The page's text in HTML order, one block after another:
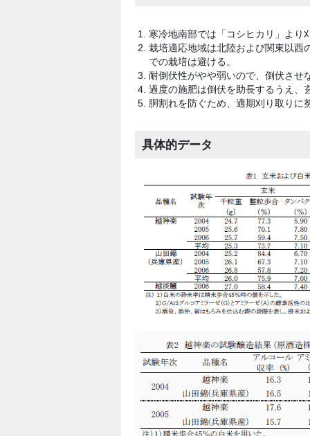
寒冷地南部では「コシヒカリ」より
栽培適応地域は北陸および関東以西
での栽培は避ける。
耐倒伏性がやや弱いので、倒伏させ
過度の施肥は倒伏を助長するうえ、
胴割れを防ぐため、適期刈り取りに
具体的データ